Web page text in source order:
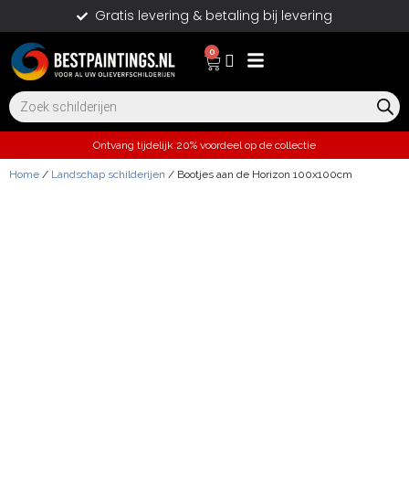
Gratis levering & betaling bij levering
0
Ontvang tijdelijk 20% voordeel op de collectie
Home / Landschap schilderijen / Bootjes aan de Horizon 100x100cm